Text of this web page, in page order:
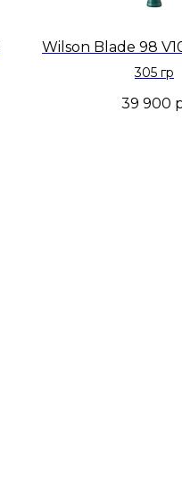
Wilson Blade 98
305 гр
39 900